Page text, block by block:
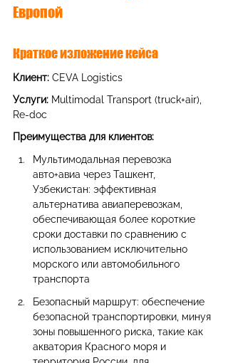
Европой
Краткое изложение кейса
Клиент: CEVA Logistics
Услуги: Multimodal Transport (truck+air),
Re-doc
Преимущества для клиентов:
Мультимодальная перевозка
авто+авиа через Ташкент,
Узбекистан: эффективная
альтернатива авиаперевозкам,
обеспечивающая более короткие
сроки доставки по сравнению с
использованием исключительно
морского или автомобильного
транспорта
Безопасный маршрут: обеспечение
безопасной транспортировки, минуя
зоны повышенного риска, такие как
акватория Красного моря и